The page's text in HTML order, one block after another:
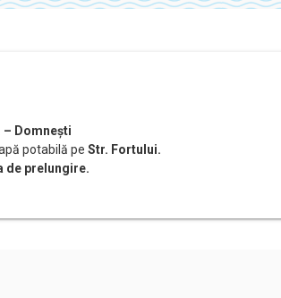
Domnești
potabilă peStr. Fortului.
de prelungire.